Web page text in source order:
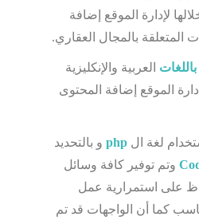
لإدارة الموقع إضافة
المتعلقة بالمجال العقاري.
باللغات العربية والإنكليزية
الموقع إضافة المحتوى
لغة ال php و بالتحديد
وتم توفير كافة وسائل
على استمرارية عمل
كما أن الواجهات قد تم